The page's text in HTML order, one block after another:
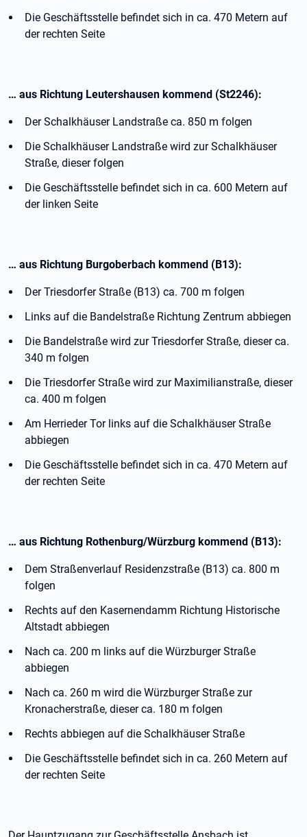
Die Geschäftsstelle befindet sich in ca. 470 Metern auf
der rechten Seite
… aus Richtung Leutershausen kommend (St2246):
Der Schalkhäuser Landstraße ca. 850 m folgen
Die Schalkhäuser Landstraße wird zur Schalkhäuser
Straße, dieser folgen
Die Geschäftsstelle befindet sich in ca. 600 Metern auf
der linken Seite
… aus Richtung Burgoberbach kommend (B13):
Der Triesdorfer Straße (B13) ca. 700 m folgen
Links auf die Bandelstraße Richtung Zentrum abbiegen
Die Bandelstraße wird zur Triesdorfer Straße, dieser ca.
340 m folgen
Die Triesdorfer Straße wird zur Maximilianstraße, dieser
ca. 400 m folgen
Am Herrieder Tor links auf die Schalkhäuser Straße
abbiegen
Die Geschäftsstelle befindet sich in ca. 470 Metern auf
der rechten Seite
… aus Richtung Rothenburg/Würzburg kommend (B13):
Dem Straßenverlauf Residenzstraße (B13) ca. 800 m
folgen
Rechts auf den Kasernendamm Richtung Historische
Altstadt abbiegen
Nach ca. 200 m links auf die Würzburger Straße
abbiegen
Nach ca. 260 m wird die Würzburger Straße zur
Kronacherstraße, dieser ca. 180 m folgen
Rechts abbiegen auf die Schalkhäuser Straße
Die Geschäftsstelle befindet sich in ca. 260 Metern auf
der rechten Seite